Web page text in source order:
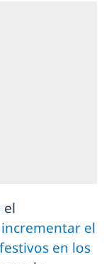
el
incrementar el
en los